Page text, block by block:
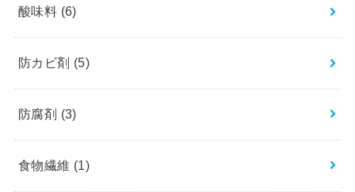
酸味料 (6)
防カビ剤 (5)
防腐剤 (3)
食物繊維 (1)